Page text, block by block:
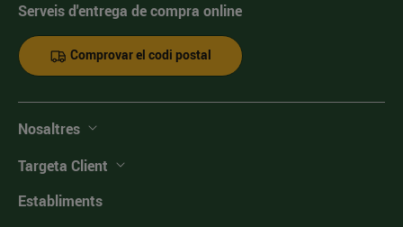
Serveis d'entrega de compra online
Comprovar el codi postal
Nosaltres
Targeta Client
Establiments